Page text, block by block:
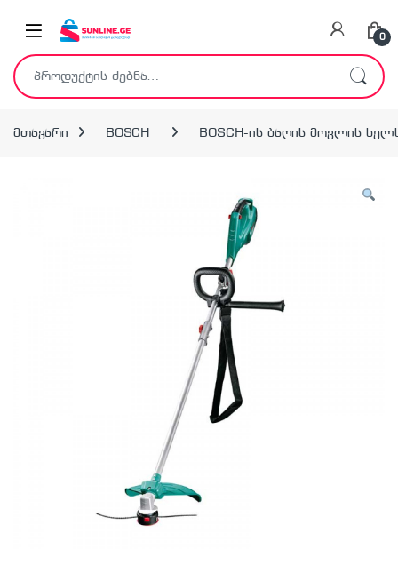
0
ძებნა:
მთავარი BOSCH BOSCH-ის ბაღის მოვლის